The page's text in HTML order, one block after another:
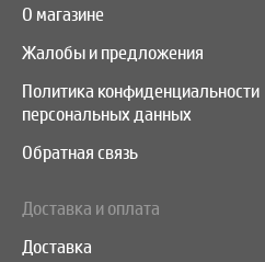
О магазине
Жалобы и предложения
Политика конфиденциальности
персональных данных
Обратная связь
Доставка и оплата
Доставка